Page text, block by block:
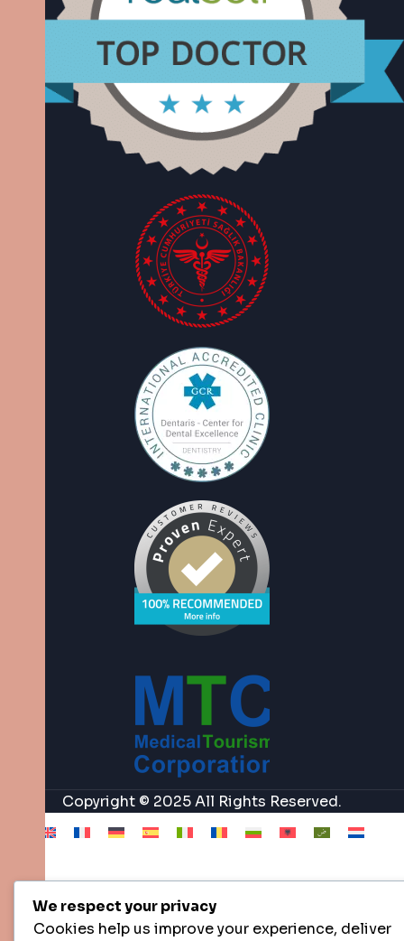
Copyright © 2025 All Rights Reserved.
We respect your privacy
Cookies help us improve your experience, deliver